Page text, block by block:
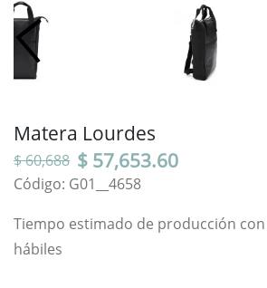
Matera Lourdes
$ 60,688 $ 57,653.60
Código: G01__4658
Tiempo estimado de producción con
hábiles